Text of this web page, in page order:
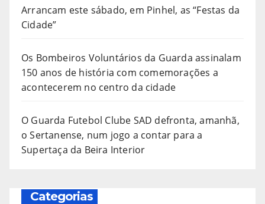
Arrancam este sábado, em Pinhel, as “Festas da
Cidade”
Os Bombeiros Voluntários da Guarda assinalam
150 anos de história com comemorações a
acontecerem no centro da cidade
O Guarda Futebol Clube SAD defronta, amanhã,
o Sertanense, num jogo a contar para a
Supertaça da Beira Interior
Categorias